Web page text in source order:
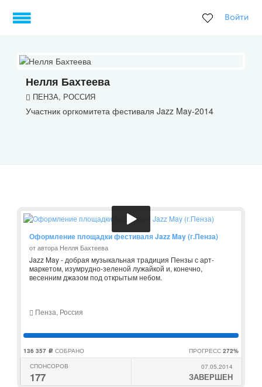
Войти
Нелля Бахтеева
ПЕНЗА, РОССИЯ
Участник оргкомитета фестиваля Jazz May-2014
Оформление площадки фестиваля Jazz May (г.Пенза)
от автора Нелля Бахтеева
Jazz May - добрая музыкальная традиция Пензы с арт-
маркетом, изумрудно-зеленой лужайкой и, конечно,
весенним джазом под открытым небом.
Пенза, Россия
136 357 c СОБРАНО ПРОГРЕСС 272%
СПОНСОРОВ
177
07.05.2014
ЗАВЕРШЕН